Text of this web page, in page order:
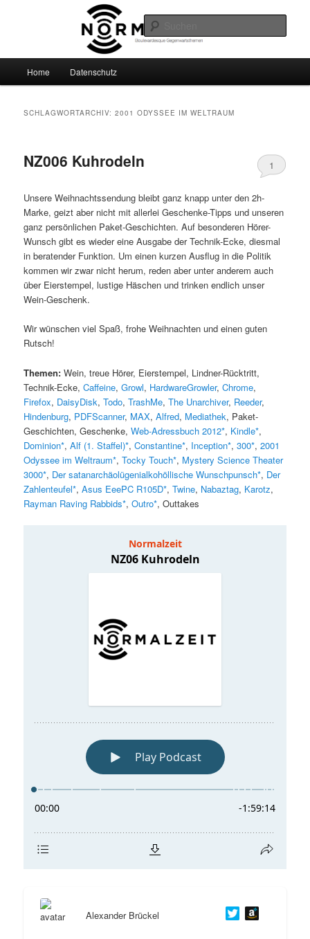
Normalzeit
Boulevardesque Gegenwartsthemen
Home Datenschutz
SCHLAGWORTARCHIV:2001 ODYSSEE IM WELTRAUM
NZ006 Kuhrodeln 1
Unsere Weihnachtssendung bleibt ganz knapp unter den 2h-
Marke, geizt aber nicht mit allerlei Geschenke-Tipps und unseren
ganz persönlichen Paket-Geschichten. Auf besonderen Hörer-
Wunsch gibt es wieder eine Ausgabe der Technik-Ecke, diesmal
in beratender Funktion. Um einen kurzen Ausflug in die Politik
kommen wir zwar nicht herum, reden aber unter anderem auch
über Eierstempel, lustige Häschen und trinken endlich unser
Wein-Geschenk.
Wir wünschen viel Spaß, frohe Weihnachten und einen guten
Rutsch!
Themen: Wein, treue Hörer, Eierstempel, Lindner-Rücktritt,
Technik-Ecke,Caffeine,Growl, HardwareGrowler,Chrome,
Firefox, DaisyDisk,Todo,TrashMe,The Unarchiver, Reeder,
Hindenburg, PDFScanner, MAX,Alfred, Mediathek, Paket-
Geschichten, Geschenke,Web-Adressbuch 2012*, Kindle*,
Dominion*,Alf (1. Staffel)*,Constantine*, Inception*,300*,2001
Odyssee im Weltraum*,Tocky Touch*, Mystery Science Theater
3000*, Der satanarchäolügenialkohöllische Wunschpunsch*, Der
Zahlenteufel*,Asus EeePC R105D*,Twine, Nabaztag, Karotz,
Rayman Raving Rabbids*,Outro*, Outtakes
Alexander Brückel